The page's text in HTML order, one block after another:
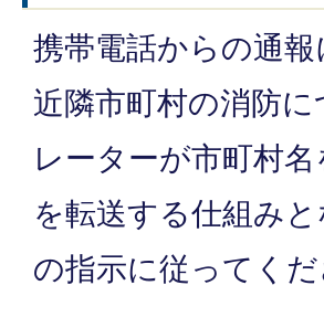
携帯電話からの通
近隣市町村の消防
レーターが市町村
を転送する仕組み
の指示に従ってくだ